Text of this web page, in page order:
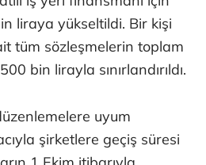
liraya yükseltildi. Bir kişi
tüm sözleşmelerin toplam
bin lirayla sınırlandırıldı.
uyum
şirketlere geçiş süresi